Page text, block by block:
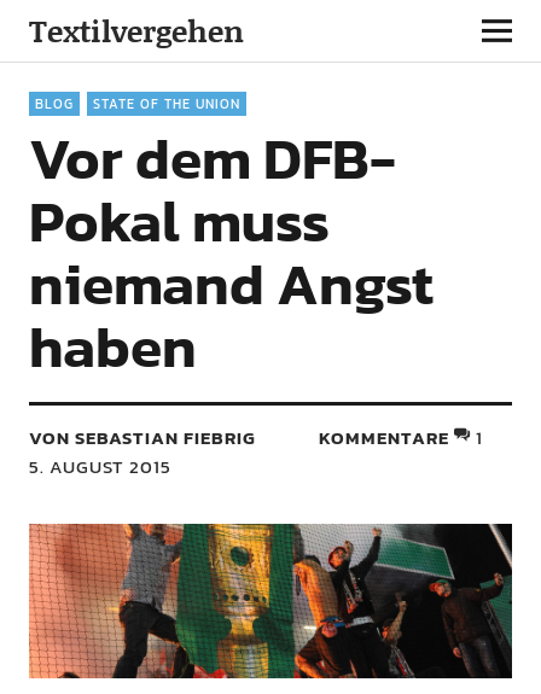
Textilvergehen
BLOG STATE OF THE UNION
Vor dem DFB-
Pokal muss
niemand Angst
haben
VON SEBASTIAN FIEBRIG
5. AUGUST 2015
KOMMENTARE 1